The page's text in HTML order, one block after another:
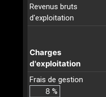
Revenus bruts
d'exploitation
Charges
d'exploitation
Frais de gestion
%